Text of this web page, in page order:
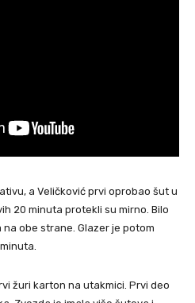
a Veličković prvi oprobao šut u
20 minuta protekli su mirno. Bilo
obe strane. Glazer je potom
žuri karton na utakmici. Prvi deo